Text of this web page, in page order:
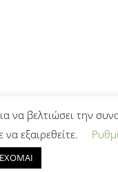
να βελτιώσει την
εξαιρεθείτε.